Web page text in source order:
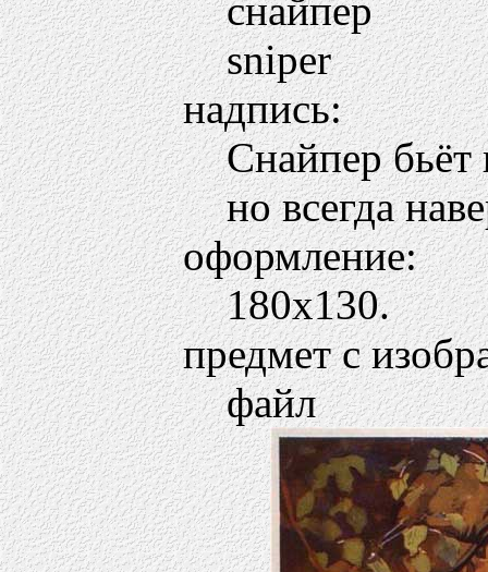
снайпер
sniper
надпись:
Снайпер бьёт
но всегда
оформление:
180х130.
предмет с
файл